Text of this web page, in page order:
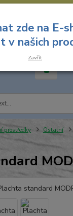
431 045 ---
prostředky Ostatní
zde na E-
v našich
Zavřít